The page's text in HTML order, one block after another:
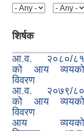
शिर्षक
आ.व. २०८०/८१
को आय व्ययको
विवरण
आ.व. २०७९/८०
को आय व्ययको
विवरण
आय व्ययको